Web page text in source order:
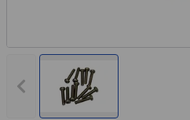
Vorheriges Bild anzeigen
Rechnungskauf